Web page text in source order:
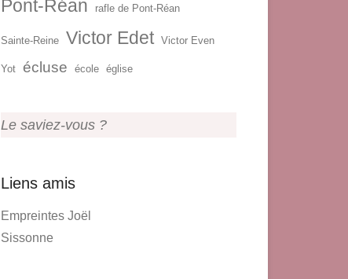
Pont-Réan rafle de Pont-Réan
Sainte-Reine Victor Edet Victor Even
Yot écluse école église
Le saviez-vous ?
Liens amis
Empreintes Joël
Sissonne